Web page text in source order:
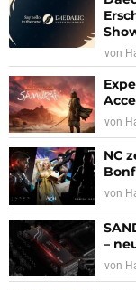
von
von
NC
von
–
von